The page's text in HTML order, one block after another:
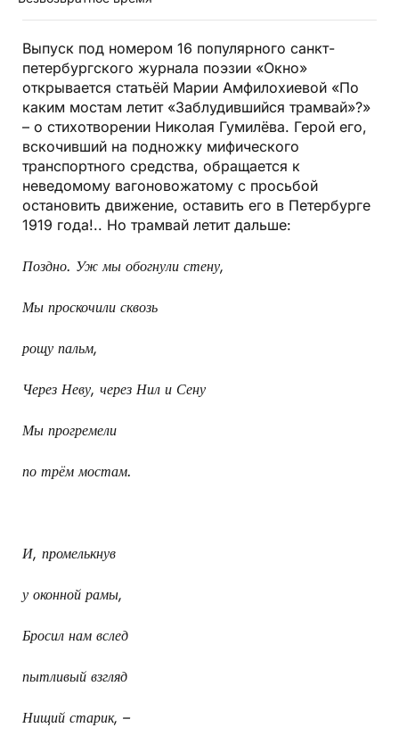
Выпуск под номером 16 популярного санкт-
петербургского журнала поэзии «Окно»
открывается статьёй Марии Амфилохиевой «По
каким мостам летит «Заблудившийся трамвай»?»
– о стихотворении Николая Гумилёва. Герой его,
вскочивший на подножку мифического
транспортного средства, обращается к
неведомому вагоновожатому с просьбой
остановить движение, оставить его в Петербурге
1919 года!.. Но трамвай летит дальше:
Поздно. Уж мы обогнули стену,
Мы проскочили сквозь
рощу пальм,
Через Неву, через Нил и Сену
Мы прогремели
по трём мостам.
И, промелькнув
у оконной рамы,
Бросил нам вслед
пытливый взгляд
Нищий старик, –